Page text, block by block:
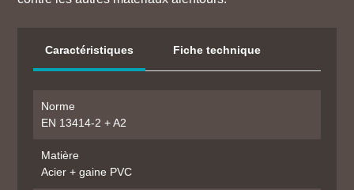
Caractéristiques Fiche technique
Norme
EN 13414-2 + A2
Matière
Acier + gaine PVC